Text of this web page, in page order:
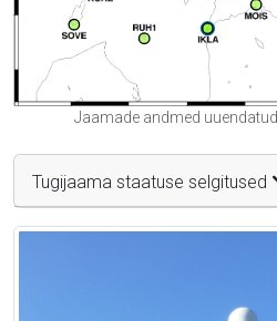
Jaamade andmed
Tugijaama staatuse selgitused